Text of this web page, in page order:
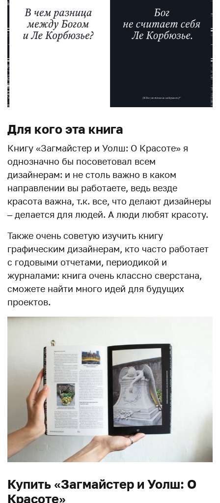
Для кого эта книга
Книгу «Загмайстер и Уолш: О Красоте» я
однозначно бы посоветовал всем
дизайнерам: и не столь важно в каком
направлении вы работаете, ведь везде
красота важна, т.к. все, что делают дизайнеры
– делается для людей. А люди любят красоту.
Также очень советую изучить книгу
графическим дизайнерам, кто часто работает
с годовыми отчетами, периодикой и
журналами: книга очень классно сверстана,
сможете найти много идей для будущих
проектов.
Купить «Загмайстер и Уолш: О
Красоте»